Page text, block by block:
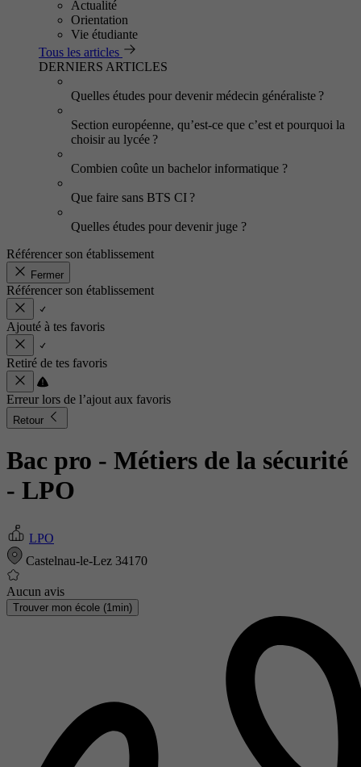
Actualité
Orientation
Vie étudiante
Tous les articles
DERNIERS ARTICLES
Quelles études pour devenir médecin généraliste ?
Section européenne, qu’est-ce que c’est et pourquoi la
choisir au lycée ?
Combien coûte un bachelor informatique ?
Que faire sans BTS CI ?
Quelles études pour devenir juge ?
Référencer son établissement
Fermer
Référencer son établissement
Ajouté à tes favoris
Retiré de tes favoris
Erreur lors de l’ajout aux favoris
Retour
Bac pro - Métiers de la sécurité
- LPO
LPO
Castelnau-le-Lez 34170
Aucun avis
Trouver mon école (1min)